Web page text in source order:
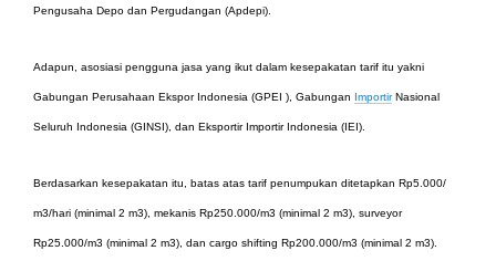
Pengusaha Depo dan Pergudangan (Apdepi).
Adapun, asosiasi pengguna jasa yang ikut dalam kesepakatan tarif itu yakni
Gabungan Perusahaan Ekspor Indonesia (GPEI ), Gabungan ImportirNasional
Seluruh Indonesia (GINSI), dan Eksportir Importir Indonesia (IEI).
Berdasarkan kesepakatan itu, batas atas tarif penumpukan ditetapkan Rp5.000/
m3/hari (minimal 2 m3), mekanis Rp250.000/m3 (minimal 2 m3), surveyor
Rp25.000/m3 (minimal 2 m3), dan cargo shifting Rp200.000/m3 (minimal 2 m3).